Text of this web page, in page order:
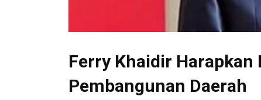
Ferry Khaidir Harapkan
Pembangunan Daerah